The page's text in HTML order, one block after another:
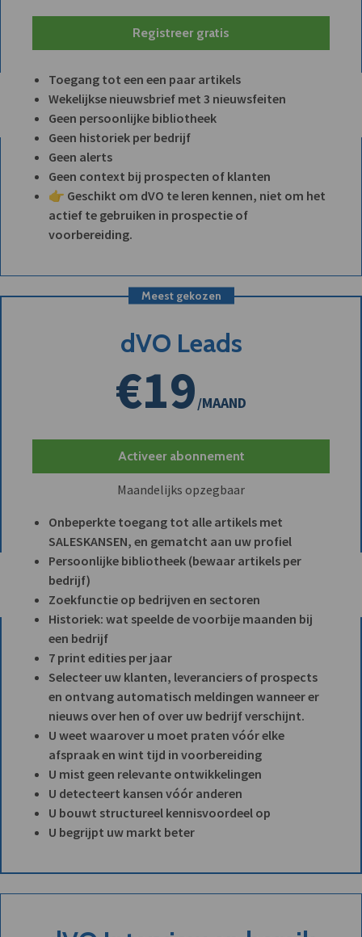
Registreer gratis
Toegang tot een een paar artikels
Wekelijkse nieuwsbrief met 3 nieuwsfeiten
Geen persoonlijke bibliotheek
Geen historiek per bedrijf
Geen alerts
Geen context bij prospecten of klanten
👉 Geschikt om dVO te leren kennen, niet om het
actief te gebruiken in prospectie of
voorbereiding.
Meest gekozen
dVO Leads
€19/MAAND
Activeer abonnement
Maandelijks opzegbaar
Onbeperkte toegang tot alle artikels met
SALESKANSEN, en gematcht aan uw profiel
Persoonlijke bibliotheek (bewaar artikels per
bedrijf)
Zoekfunctie op bedrijven en sectoren
Historiek: wat speelde de voorbije maanden bij
een bedrijf
7 print edities per jaar
Selecteer uw klanten, leveranciers of prospects
en ontvang automatisch meldingen wanneer er
nieuws over hen of over uw bedrijf verschijnt.
U weet waarover u moet praten vóór elke
afspraak en wint tijd in voorbereiding
U mist geen relevante ontwikkelingen
U detecteert kansen vóór anderen
U bouwt structureel kennisvoordeel op
U begrijpt uw markt beter